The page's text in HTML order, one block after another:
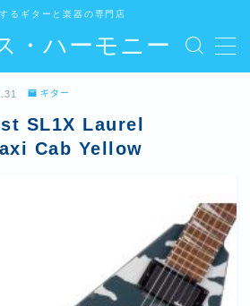
・ハーモニー
るギターと楽器の専門店
weten
ギター
SL1X Laurel
Cab Yellow